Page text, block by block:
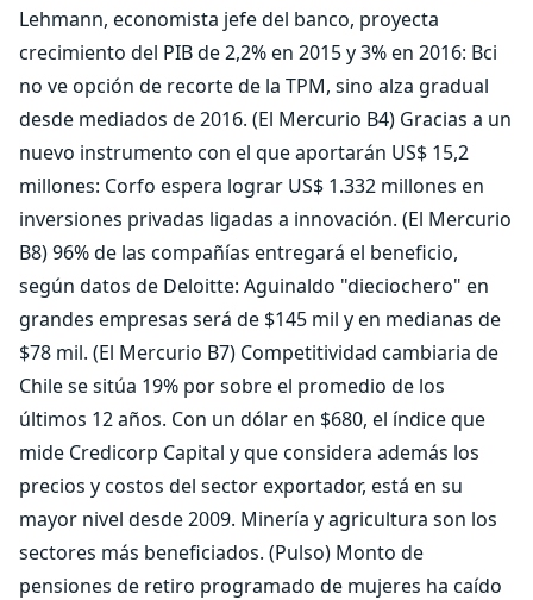
Lehmann, economista jefe del banco, proyecta
crecimiento del PIB de 2,2% en 2015 y 3% en 2016: Bci
no ve opción de recorte de la TPM, sino alza gradual
desde mediados de 2016. (El Mercurio B4) Gracias a un
nuevo instrumento con el que aportarán US$ 15,2
millones: Corfo espera lograr US$ 1.332 millones en
inversiones privadas ligadas a innovación. (El Mercurio
B8) 96% de las compañías entregará el beneficio,
según datos de Deloitte: Aguinaldo "dieciochero" en
grandes empresas será de $145 mil y en medianas de
$78 mil. (El Mercurio B7) Competitividad cambiaria de
Chile se sitúa 19% por sobre el promedio de los
últimos 12 años. Con un dólar en $680, el índice que
mide Credicorp Capital y que considera además los
precios y costos del sector exportador, está en su
mayor nivel desde 2009. Minería y agricultura son los
sectores más beneficiados. (Pulso) Monto de
pensiones de retiro programado de mujeres ha caído